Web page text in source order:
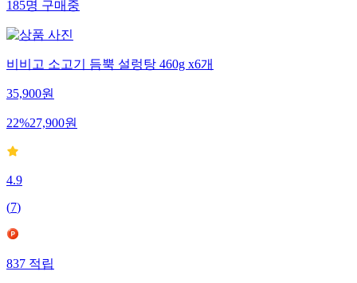
185명구매중
비비고 소고기 듬뿍 설렁탕 460g x6개
35,900원
22%27,900원
4.9
(7)
837적립